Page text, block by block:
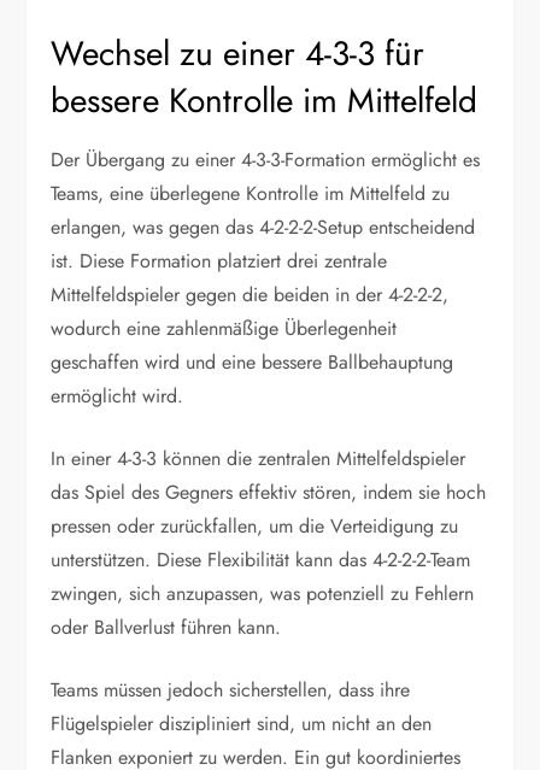
Wechsel zu einer 4-3-3 für
bessere Kontrolle im Mittelfeld
Der Übergang zu einer 4-3-3-Formation ermöglicht es
Teams, eine überlegene Kontrolle im Mittelfeld zu
erlangen, was gegen das 4-2-2-2-Setup entscheidend
ist. Diese Formation platziert drei zentrale
Mittelfeldspieler gegen die beiden in der 4-2-2-2,
wodurch eine zahlenmäßige Überlegenheit
geschaffen wird und eine bessere Ballbehauptung
ermöglicht wird.
In einer 4-3-3 können die zentralen Mittelfeldspieler
das Spiel des Gegners effektiv stören, indem sie hoch
pressen oder zurückfallen, um die Verteidigung zu
unterstützen. Diese Flexibilität kann das 4-2-2-2-Team
zwingen, sich anzupassen, was potenziell zu Fehlern
oder Ballverlust führen kann.
Teams müssen jedoch sicherstellen, dass ihre
Flügelspieler diszipliniert sind, um nicht an den
Flanken exponiert zu werden. Ein gut koordiniertes